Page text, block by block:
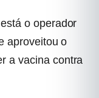
o operador
aproveitou o
a vacina contra